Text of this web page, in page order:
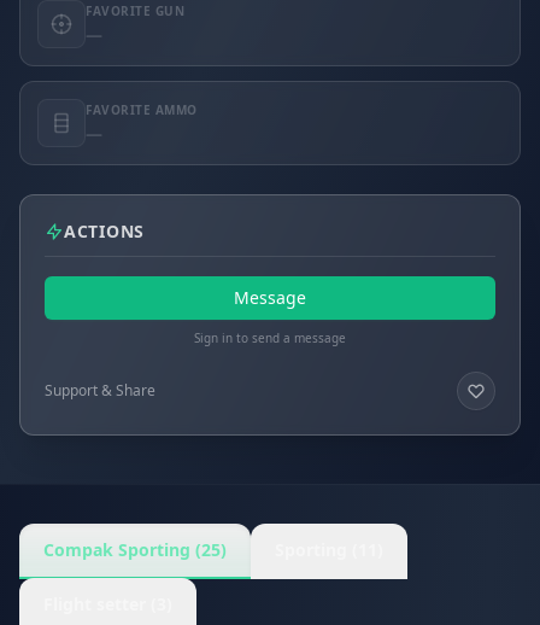
FAVORITE GUN
—
FAVORITE AMMO
—
ACTIONS
Message
Sign in to send a message
Support & Share
Compak Sporting (25)